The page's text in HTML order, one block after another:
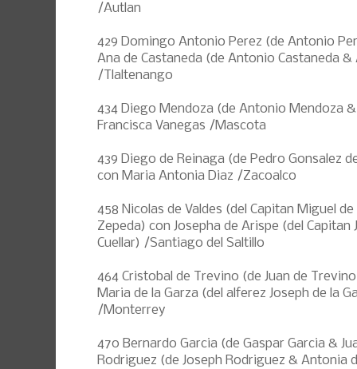
/Autlan
429 Domingo Antonio Perez (de Antonio
Ana de Castaneda (de Antonio Castaneda
/Tlaltenango
434 Diego Mendoza (de Antonio Mendoza &
Francisca Vanegas /Mascota
439 Diego de Reinaga (de Pedro Gonsalez
con Maria Antonia Diaz /Zacoalco
458 Nicolas de Valdes (del Capitan Miguel
Zepeda) con Josepha de Arispe (del Capitan
Cuellar) /Santiago del Saltillo
464 Cristobal de Trevino (de Juan de
Maria de la Garza (del alferez Joseph de la
/Monterrey
470 Bernardo Garcia (de Gaspar Garcia &
Rodriguez (de Joseph Rodriguez & Antonia